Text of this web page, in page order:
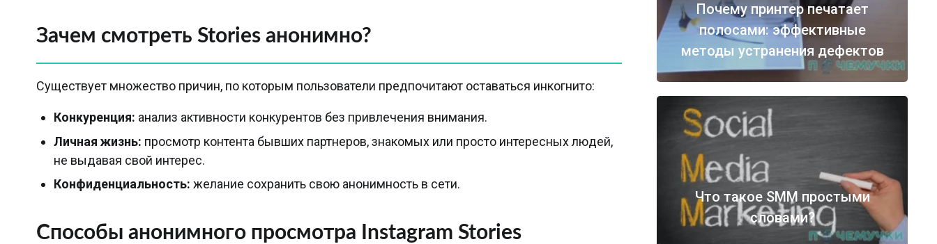
Зачем смотреть Stories анонимно?
Существует множество причин, по которым пользователи предпочитают оставаться инкогнито:
Конкуренция: анализ активности конкурентов без привлечения внимания.
Личная жизнь: просмотр контента бывших партнеров, знакомых или просто интересных людей,
не выдавая свой интерес.
Конфиденциальность: желание сохранить свою анонимность в сети.
Способы анонимного просмотра Instagram Stories
Почему принтер печатает
полосами: эффективные
методы устранения дефектов
Что такое SMM простыми
словами?